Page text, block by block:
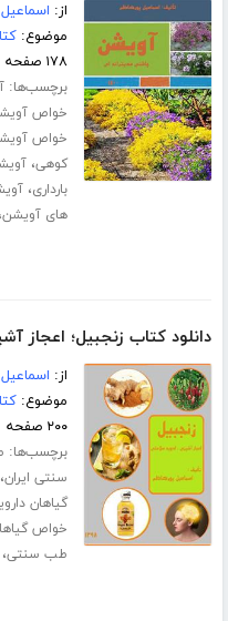
از:
موضوع:
۱۷۸ صفحه
برچسب‌ها:
خواص
خواص
کوهی،
بارداری،
های آویشن،
دانلود کتاب زنجبیل؛ اعجاز
از:
موضوع:
۲۰۰ صفحه
برچسب‌ها:
سنتی ایران
گیاهان
خواص
طب سنتی